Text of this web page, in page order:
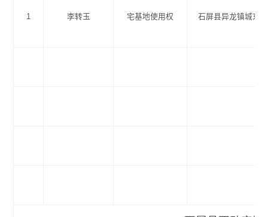
1 李转玉 宅基地使用权 石屏县异龙镇城东